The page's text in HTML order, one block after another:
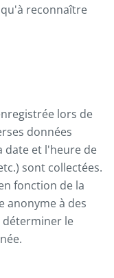
reconnaître
lors de
données
date et l'heure de
sont collectées.
fonction de la
anonyme à des
déterminer le